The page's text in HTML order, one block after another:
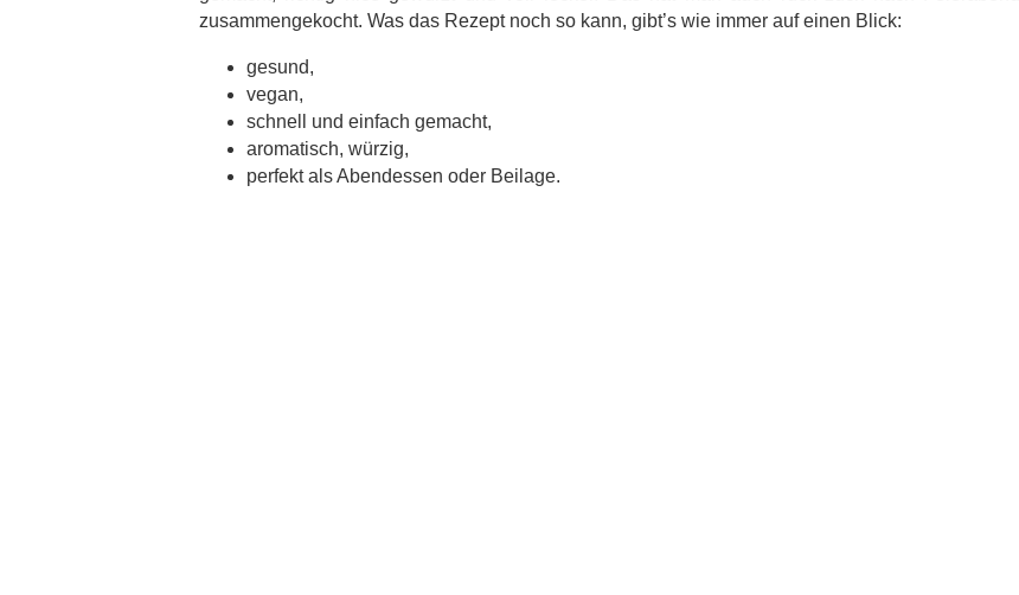
zusammengekocht. Was das Rezept noch so kann, gibt’s wie immer auf einen Blick:
gesund,
vegan,
schnell und einfach gemacht,
aromatisch, würzig,
perfekt als Abendessen oder Beilage.